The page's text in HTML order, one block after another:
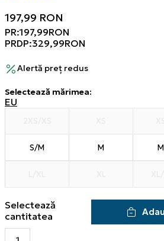
197,99 RON
PR:197,99RON
PRDP:329,99RON
Alertă preț redus
Selectează mărimea:
EU
S/M M
Selectează
cantitatea